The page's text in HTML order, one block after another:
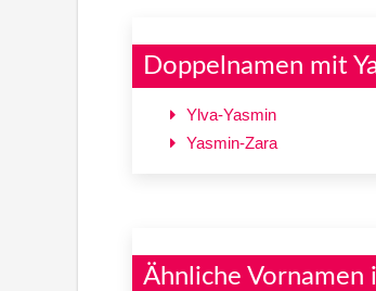
Doppelnamen mit
Ylva-Yasmin
Yasmin-Zara
Ähnliche Vornamen